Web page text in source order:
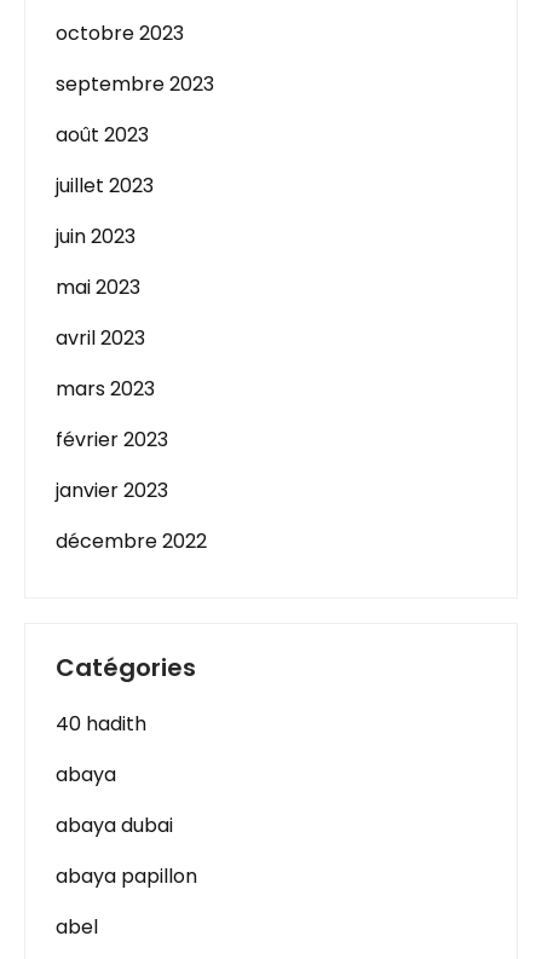
octobre 2023
septembre 2023
août 2023
juillet 2023
juin 2023
mai 2023
avril 2023
mars 2023
février 2023
janvier 2023
décembre 2022
Catégories
40 hadith
abaya
abaya dubai
abaya papillon
abel